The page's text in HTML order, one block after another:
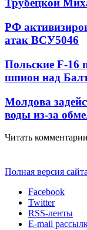
Трубецкой
РФ
атак ВСУ5046
Польские F-16
шпион над
Молдова
воды из-за
Читать комментарии
Полная версия сайта
Facebook
Twitter
RSS-ленты
E-mail